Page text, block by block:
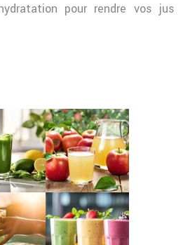
pour rendre vos jus